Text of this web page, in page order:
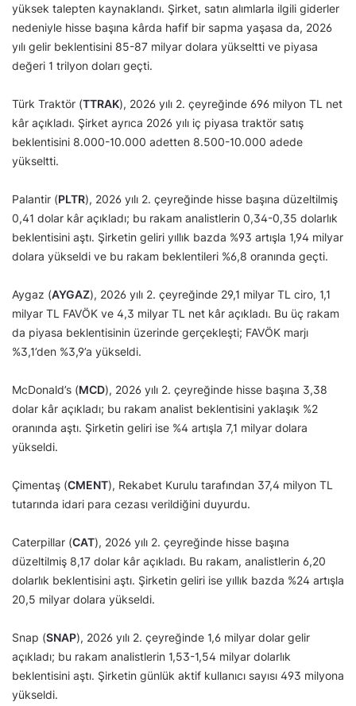
yüksek talepten kaynaklandı. Şirket, satın alımlarla ilgili giderler
nedeniyle hisse başına kârda hafif bir sapma yaşasa da, 2026
yılı gelir beklentisini 85-87 milyar dolara yükseltti ve piyasa
değeri 1 trilyon doları geçti.
Türk Traktör (TTRAK), 2026 yılı 2. çeyreğinde 696 milyon TL net
kâr açıkladı. Şirket ayrıca 2026 yılı iç piyasa traktör satış
beklentisini 8.000-10.000 adetten 8.500-10.000 adede
yükseltti.
Palantir (PLTR), 2026 yılı 2. çeyreğinde hisse başına düzeltilmiş
0,41 dolar kâr açıkladı; bu rakam analistlerin 0,34-0,35 dolarlık
beklentisini aştı. Şirketin geliri yıllık bazda %93 artışla 1,94 milyar
dolara yükseldi ve bu rakam beklentileri %6,8 oranında geçti.
Aygaz (AYGAZ), 2026 yılı 2. çeyreğinde 29,1 milyar TL ciro, 1,1
milyar TL FAVÖK ve 4,3 milyar TL net kâr açıkladı. Bu üç rakam
da piyasa beklentisinin üzerinde gerçekleşti; FAVÖK marjı
%3,1’den %3,9’a yükseldi.
McDonald’s (MCD), 2026 yılı 2. çeyreğinde hisse başına 3,38
dolar kâr açıkladı; bu rakam analist beklentisini yaklaşık %2
oranında aştı. Şirketin geliri ise %4 artışla 7,1 milyar dolara
yükseldi.
Çimentaş (CMENT), Rekabet Kurulu tarafından 37,4 milyon TL
tutarında idari para cezası verildiğini duyurdu.
Caterpillar (CAT), 2026 yılı 2. çeyreğinde hisse başına
düzeltilmiş 8,17 dolar kâr açıkladı. Bu rakam, analistlerin 6,20
dolarlık beklentisini aştı. Şirketin geliri ise yıllık bazda %24 artışla
20,5 milyar dolara yükseldi.
Snap (SNAP), 2026 yılı 2. çeyreğinde 1,6 milyar dolar gelir
açıkladı; bu rakam analistlerin 1,53-1,54 milyar dolarlık
beklentisini aştı. Şirketin günlük aktif kullanıcı sayısı 493 milyona
yükseldi.